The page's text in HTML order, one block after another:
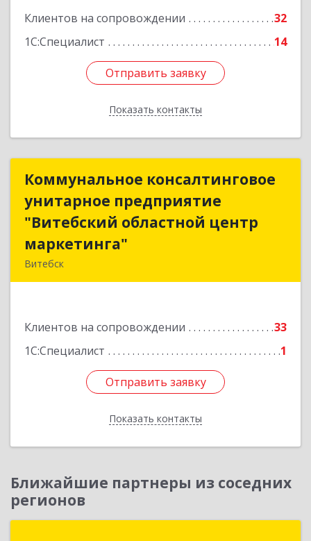
Клиентов на сопровождении
32
1С:Специалист
14
Отправить заявку
Показать контакты
Отправить заявку
Назад
Коммунальное консалтинговое
унитарное предприятие
"Витебский областной центр
маркетинга"
Витебск
Клиентов на сопровождении
33
1С:Специалист
1
Отправить заявку
Показать контакты
Коммунальное консалтинговое
унитарное предприятие
"Витебский областной центр
Подробнее
Отправить заявку
Назад
Ближайшие партнеры из соседних
регионов